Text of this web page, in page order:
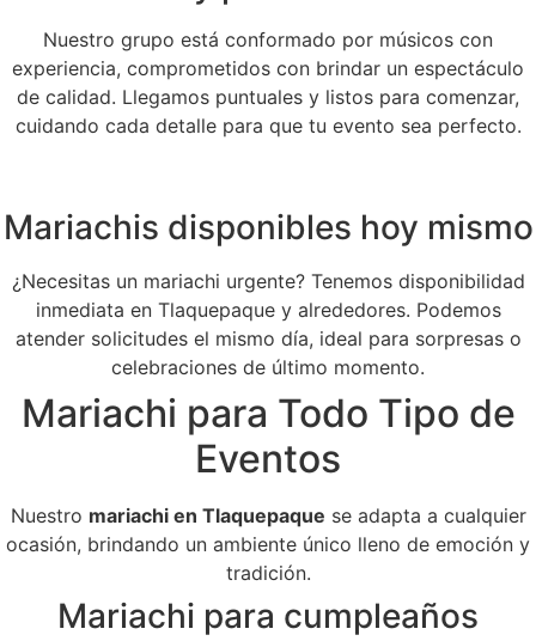
Nuestro grupo está conformado por músicos con
experiencia, comprometidos con brindar un espectáculo
de calidad. Llegamos puntuales y listos para comenzar,
cuidando cada detalle para que tu evento sea perfecto.
Mariachis disponibles hoy mismo
¿Necesitas un mariachi urgente? Tenemos disponibilidad
inmediata en Tlaquepaque y alrededores. Podemos
atender solicitudes el mismo día, ideal para sorpresas o
celebraciones de último momento.
Mariachi para Todo Tipo de
Eventos
Nuestro mariachi en Tlaquepaque se adapta a cualquier
ocasión, brindando un ambiente único lleno de emoción y
tradición.
Mariachi para cumpleaños